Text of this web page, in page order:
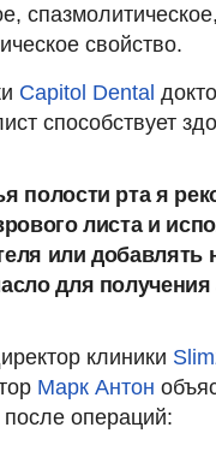
свойство.
Capitol Dental
способствует
полости рта я
листа и
или добавлять
для получения
клиники
Марк Антон
операций: